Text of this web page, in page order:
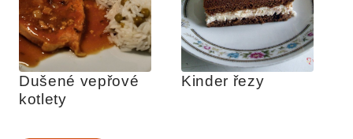
Dušené vepřové
kotlety
Kinder řezy